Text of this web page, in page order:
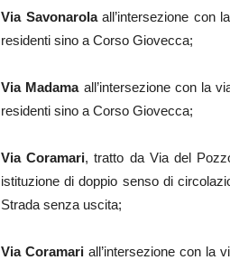
Via Savonarolaall’intersezione con
residenti sino a Corso Giovecca;
Via Madama all’intersezione con la
residenti sino a Corso Giovecca;
Via Coramari, tratto da Via del
istituzione di doppio senso di
Strada senza uscita;
Via Coramari all’intersezione con la